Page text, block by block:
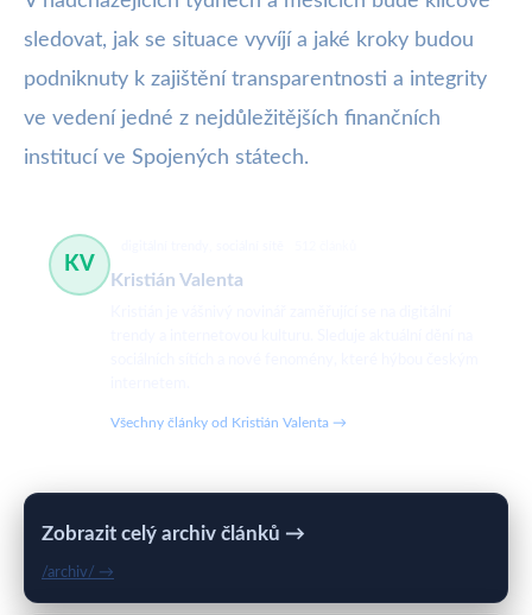
sledovat, jak se situace vyvíjí a jaké kroky budou
podniknuty k zajištění transparentnosti a integrity
ve vedení jedné z nejdůležitějších finančních
institucí ve Spojených státech.
KV
Kristián Valenta
Všechny články od Kristián Valenta →
Zobrazit celý archiv článků →
/archiv/ →